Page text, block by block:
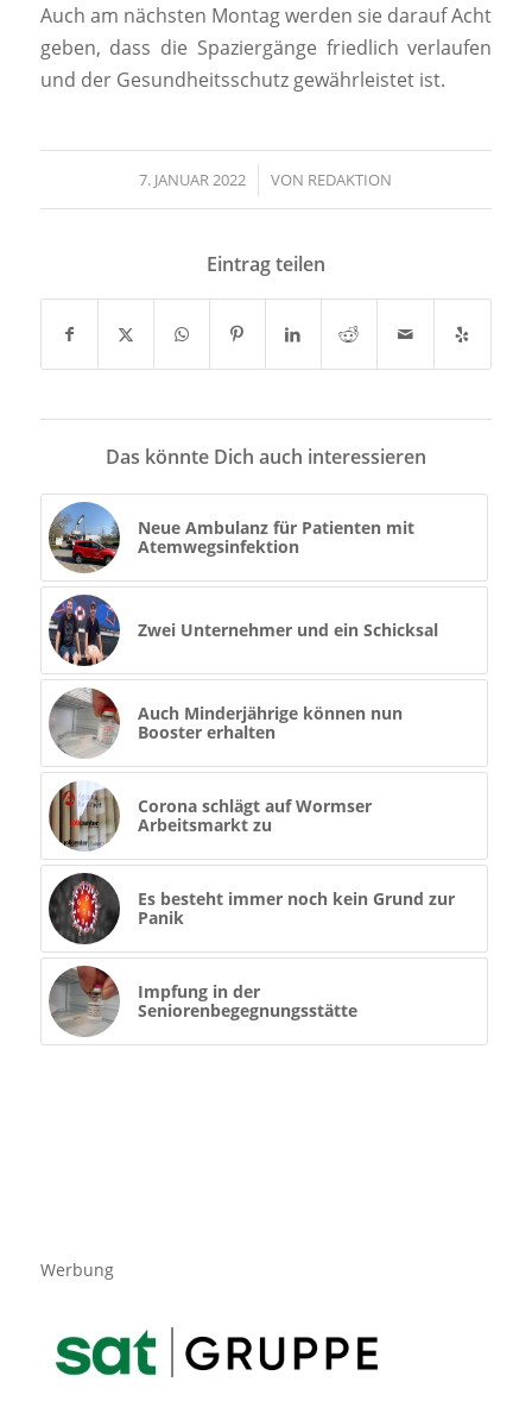
Auch am nächsten Montag werden sie darauf Acht
geben, dass die Spaziergänge friedlich verlaufen
und der Gesundheitsschutz gewährleistet ist.
7. JANUAR 2022
/ VON REDAKTION
Eintrag teilen
Das könnte Dich auch interessieren
Neue Ambulanz für Patienten mit
Atemwegsinfektion
Zwei Unternehmer und ein Schicksal
Auch Minderjährige können nun
Booster erhalten
Corona schlägt auf Wormser
Arbeitsmarkt zu
Es besteht immer noch kein Grund zur
Panik
Impfung in der
Seniorenbegegnungsstätte
Werbung